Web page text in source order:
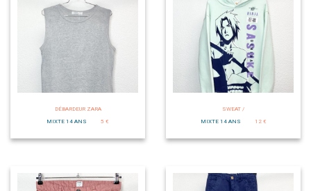
DÉBARDEUR ZARA
MIXTE 14 ANS
5 €
SWEAT /
MIXTE 14 ANS
12 €